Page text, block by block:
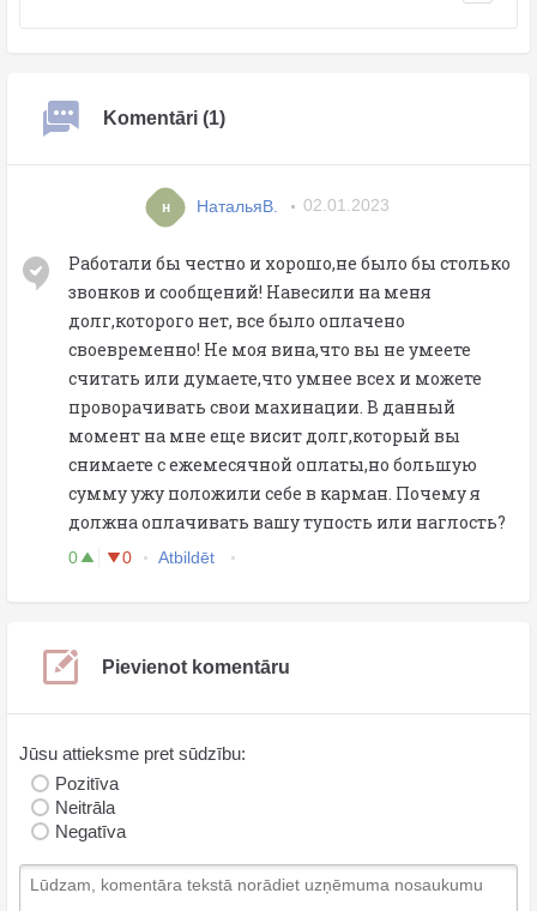
Komentāri (1)
н НатальяB. 02.01.2023
Работали бы честно и хорошо,не было бы столько
звонков и сообщений! Навесили на меня
долг,которого нет, все было оплачено
своевременно! Не моя вина,что вы не умеете
считать или думаете,что умнее всех и можете
проворачивать свои махинации. В данный
момент на мне еще висит долг,который вы
снимаете с ежемесячной оплаты,но большую
сумму ужу положили себе в карман. Почему я
должна оплачивать вашу тупость или наглость?
0 0 Atbildēt
Pievienot komentāru
Jūsu attieksme pret sūdzību:
Pozitīva
Neitrāla
Negatīva